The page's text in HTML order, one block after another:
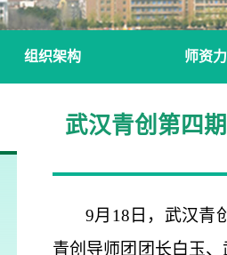
组织架构 师资
国创导
校创导
教师风
武汉青创第四
9月18日，武汉青
青创导师团团长白玉